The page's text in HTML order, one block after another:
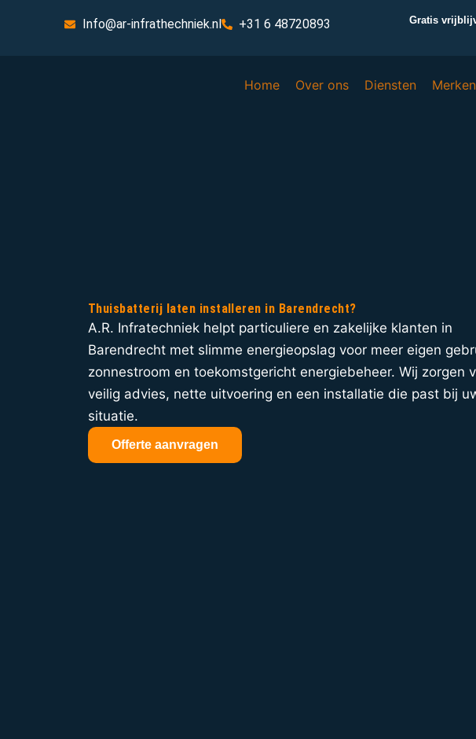
Info@ar-infrathechniek.nl +31 6 48720893 Gratis
Home Over ons Diensten Merken
Thuisbatterij laten installeren in Barendrecht?
A.R. Infratechniek helpt particuliere en zakelijke klanten in
Barendrecht met slimme energieopslag voor meer eigen
zonnestroom en toekomstgericht energiebeheer. Wij zorgen
veilig advies, nette uitvoering en een installatie die past bij
situatie.
Offerte aanvragen